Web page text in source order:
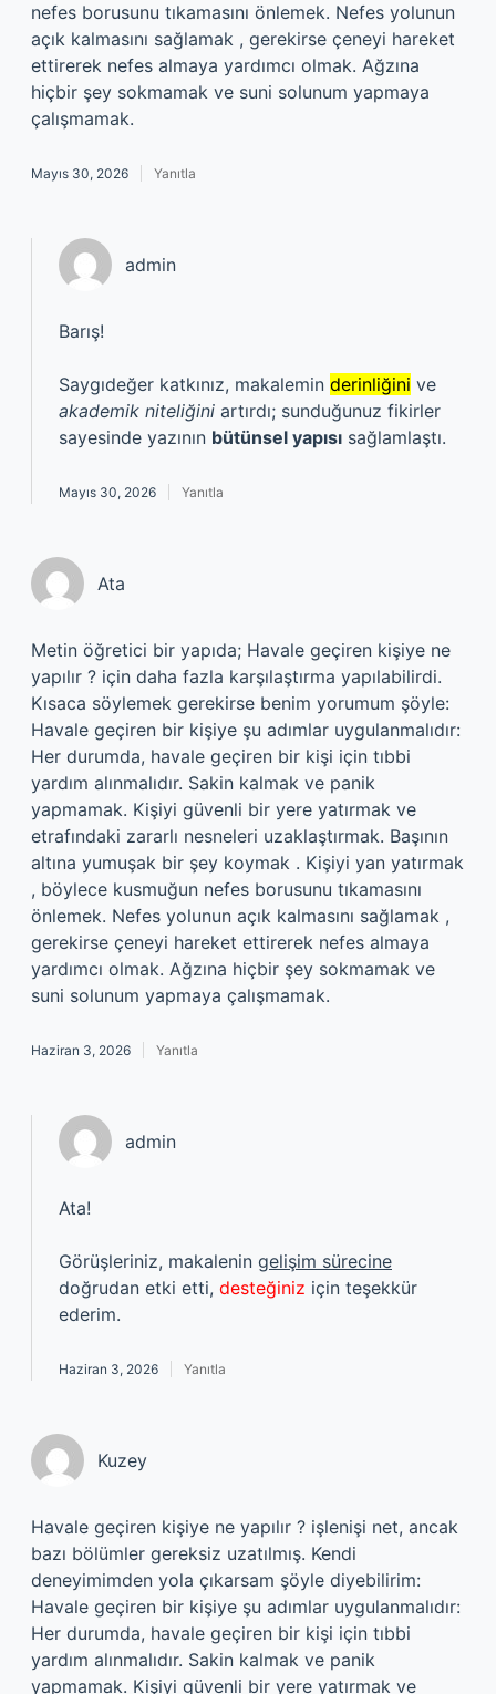
nefes borusunu tıkamasını önlemek. Nefes yolunun
açık kalmasını sağlamak , gerekirse çeneyi hareket
ettirerek nefes almaya yardımcı olmak. Ağzına
hiçbir şey sokmamak ve suni solunum yapmaya
çalışmamak.
Mayıs 30, 2026 Yanıtla
admin
Barış!
Saygıdeğer katkınız, makalemin derinliğini ve
akademik niteliğini artırdı; sunduğunuz fikirler
sayesinde yazının bütünsel yapısı sağlamlaştı.
Mayıs 30, 2026 Yanıtla
Ata
Metin öğretici bir yapıda; Havale geçiren kişiye ne
yapılır ? için daha fazla karşılaştırma yapılabilirdi.
Kısaca söylemek gerekirse benim yorumum şöyle:
Havale geçiren bir kişiye şu adımlar uygulanmalıdır:
Her durumda, havale geçiren bir kişi için tıbbi
yardım alınmalıdır. Sakin kalmak ve panik
yapmamak. Kişiyi güvenli bir yere yatırmak ve
etrafındaki zararlı nesneleri uzaklaştırmak. Başının
altına yumuşak bir şey koymak . Kişiyi yan yatırmak
, böylece kusmuğun nefes borusunu tıkamasını
önlemek. Nefes yolunun açık kalmasını sağlamak ,
gerekirse çeneyi hareket ettirerek nefes almaya
yardımcı olmak. Ağzına hiçbir şey sokmamak ve
suni solunum yapmaya çalışmamak.
Haziran 3, 2026 Yanıtla
admin
Ata!
Görüşleriniz, makalenin gelişim sürecine
doğrudan etki etti, desteğiniz için teşekkür
ederim.
Haziran 3, 2026 Yanıtla
Kuzey
Havale geçiren kişiye ne yapılır ? işlenişi net, ancak
bazı bölümler gereksiz uzatılmış. Kendi
deneyimimden yola çıkarsam şöyle diyebilirim:
Havale geçiren bir kişiye şu adımlar uygulanmalıdır:
Her durumda, havale geçiren bir kişi için tıbbi
yardım alınmalıdır. Sakin kalmak ve panik
yapmamak. Kişiyi güvenli bir yere yatırmak ve